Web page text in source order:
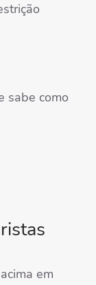
sabe como
em